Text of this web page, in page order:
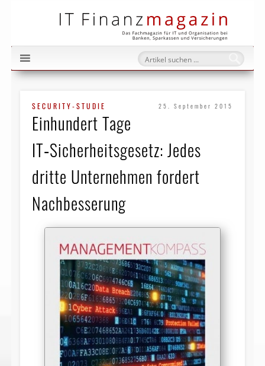
SECURITY-STUDIE 25. September 2015
Einhundert Tage
IT‑Sicherheitsgesetz: Jedes
dritte Unternehmen fordert
Nachbesserung